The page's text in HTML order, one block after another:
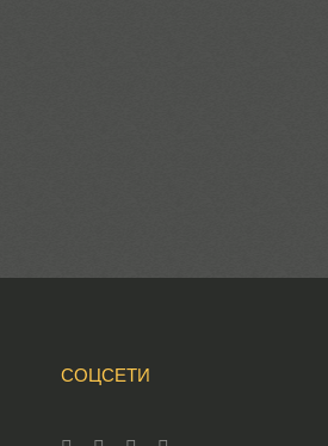
СОЦСЕТИ